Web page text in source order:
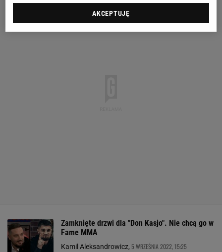
Zamknięte drzwi dla "Don Kasjo". Nie chcą go w
Fame MMA
Kamil Aleksandrowicz, 5 WRZEŚNIA 2022, 15:25
AKCEPTUJĘ